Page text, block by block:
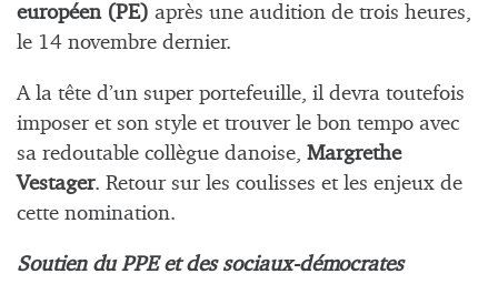
européen (PE) après une audition de trois heures,
le 14 novembre dernier.
A la tête d’un super portefeuille, il devra toutefois
imposer et son style et trouver le bon tempo avec
sa redoutable collègue danoise, Margrethe
Vestager. Retour sur les coulisses et les enjeux de
cette nomination.
Soutien du PPE et des sociaux-démocrates